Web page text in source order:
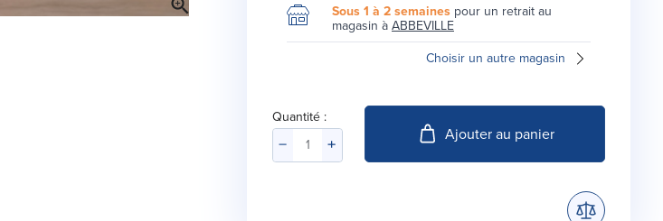
Sous 1 à 2 semaines pour un retrait au
magasin àABBEVILLE
Choisir un autre magasin
Quantité :
Ajouter au panier